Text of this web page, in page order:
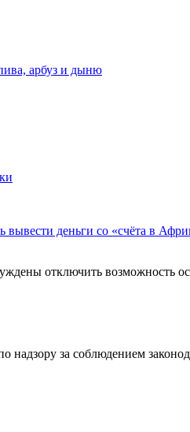
арбуз и дыню
деньги со «счёта в
отключить возможность
за соблюдением